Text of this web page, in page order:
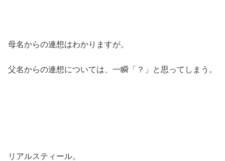
母名からの連想はわかりますが。
父名からの連想については、一瞬「？」と思ってしまう。
リアルスティール。